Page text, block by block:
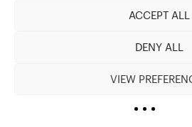
ACCEPT ALL
DENY ALL
VIEW